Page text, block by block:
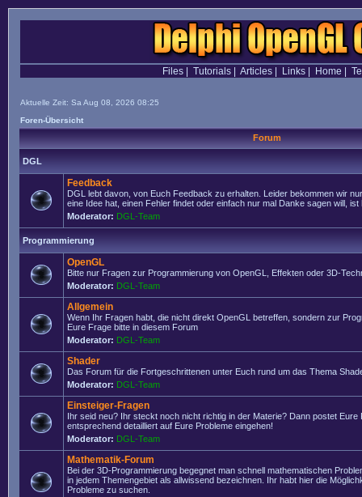
Files| Tutorials| Articles| Links| Home
Aktuelle Zeit: Sa Aug 08, 2026 08:25
Foren-Übersicht
Forum
DGL
Feedback
DGL lebt davon, von Euch Feedback zu erhalten. Leider bekommen wir
eine Idee hat, einen Fehler findet oder einfach nur mal Danke sagen will, ist
Moderator: DGL-Team
Programmierung
OpenGL
Bitte nur Fragen zur Programmierung von OpenGL, Effekten oder 3D-
Moderator: DGL-Team
Allgemein
Wenn Ihr Fragen habt, die nicht direkt OpenGL betreffen, sondern zur
Eure Frage bitte in diesem Forum
Moderator: DGL-Team
Shader
Das Forum für die Fortgeschrittenen unter Euch rund um das Thema
Moderator: DGL-Team
Einsteiger-Fragen
Ihr seid neu? Ihr steckt noch nicht richtig in der Materie? Dann postet Eure
entsprechend detailliert auf Eure Probleme eingehen!
Moderator: DGL-Team
Mathematik-Forum
Bei der 3D-Programmierung begegnet man schnell mathematischen
in jedem Themengebiet als allwissend bezeichnen. Ihr habt hier die
Probleme zu suchen.